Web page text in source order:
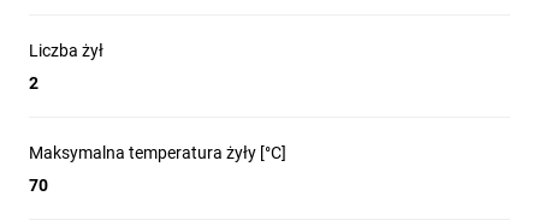
Liczba żył
2
Maksymalna temperatura żyły [°C]
70